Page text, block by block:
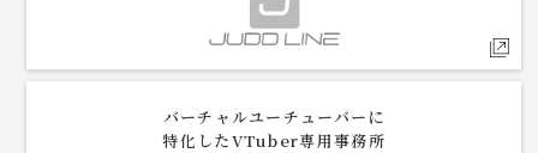
バーチャルユーチューバーに
特化したVTuber専用事務所